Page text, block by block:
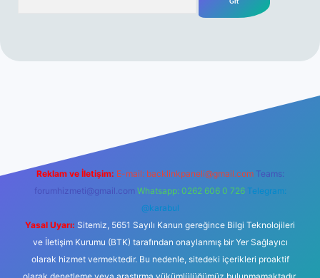
Reklam ve İletişim: E-mail: backlinkpaneli@gmail.com Teams:
forumhizmeti@gmail.com Whatsapp: 0262 606 0 726 Telegram:
@karabul
Yasal Uyarı: Sitemiz, 5651 Sayılı Kanun gereğince Bilgi Teknolojileri
ve İletişim Kurumu (BTK) tarafından onaylanmış bir Yer Sağlayıcı
olarak hizmet vermektedir. Bu nedenle, sitedeki içerikleri proaktif